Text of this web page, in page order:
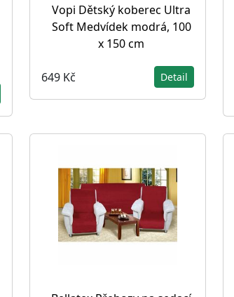
Vopi Dětský koberec Ultra
Soft Medvídek modrá, 100
x 150 cm
649 Kč Detail